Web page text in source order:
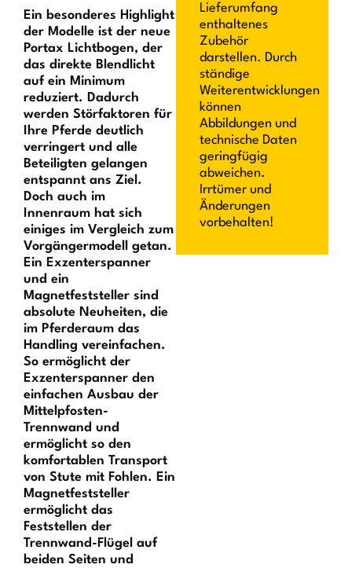
Ein besonderes Highlight
der Modelle ist der neue
Portax Lichtbogen, der
das direkte Blendlicht
auf ein Minimum
reduziert. Dadurch
werden Störfaktoren für
Ihre Pferde deutlich
verringert und alle
Beteiligten gelangen
entspannt ans Ziel.
Doch auch im
Innenraum hat sich
einiges im Vergleich zum
Vorgängermodell getan.
Ein Exzenterspanner
und ein
Magnetfeststeller sind
absolute Neuheiten, die
im Pferderaum das
Handling vereinfachen.
So ermöglicht der
Exzenterspanner den
einfachen Ausbau der
Mittelpfosten-
Trennwand und
ermöglicht so den
komfortablen Transport
von Stute mit Fohlen. Ein
Magnetfeststeller
ermöglicht das
Feststellen der
Trennwand-Flügel auf
beiden Seiten und
Lieferumfang
enthaltenes
Zubehör
darstellen. Durch
ständige
Weiterentwicklungen
können
Abbildungen und
technische Daten
geringfügig
abweichen.
Irrtümer und
Änderungen
vorbehalten!